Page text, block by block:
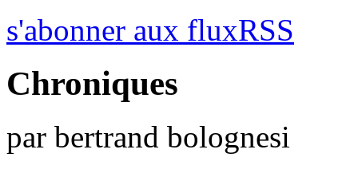
s'abonner aux fluxRSS
Chroniques
par bertrand bolognesi